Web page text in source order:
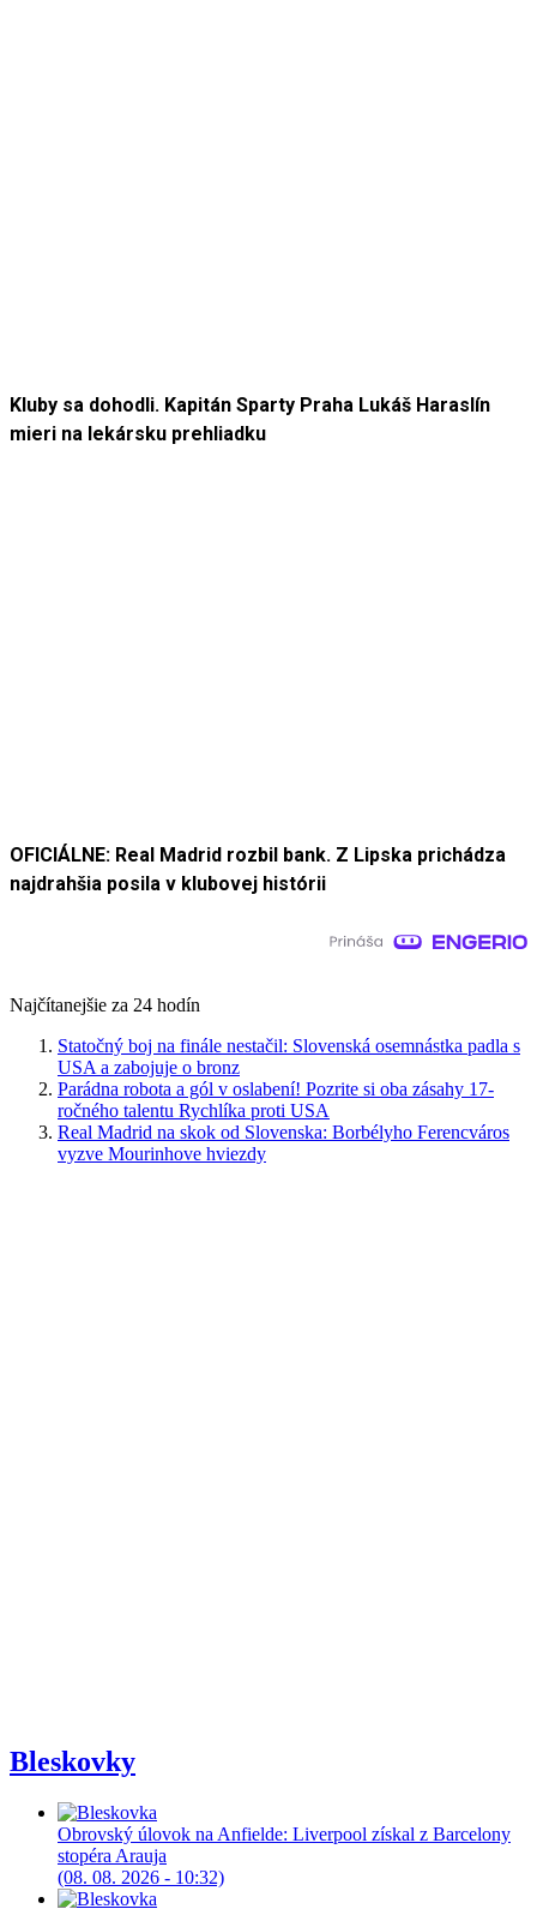
Kluby sa dohodli. Kapitán Sparty Praha Lukáš Haraslín
mieri na lekársku prehliadku
OFICIÁLNE: Real Madrid rozbil bank. Z Lipska prichádza
najdrahšia posila v klubovej histórii
Najčítanejšie za 24 hodín
Statočný boj na finále nestačil: Slovenská osemnástka padla s
USA a zabojuje o bronz
Parádna robota a gól v oslabení! Pozrite si oba zásahy 17-
ročného talentu Rychlíka proti USA
Real Madrid na skok od Slovenska: Borbélyho Ferencváros
vyzve Mourinhove hviezdy
Bleskovky
Obrovský úlovok na Anfielde: Liverpool získal z Barcelony
stopéra Arauja
(08. 08. 2026 - 10:32)